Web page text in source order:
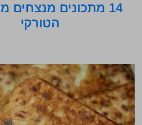
14 מתכונים
הטורקי